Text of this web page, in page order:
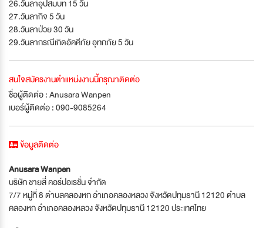
26.วันลาอุปสมบท 15 วัน
27.วันลากิจ 5 วัน
28.วันลาป่วย 30 วัน
29.วันลากรณีเกิดอัคคีภัย อุทกภัย 5 วัน
สนใจสมัครงานตำแหน่งงานนี้กรุณาติดต่อ
ชื่อผู้ติดต่อ : Anusara Wanpen
เบอร์ผู้ติดต่อ : 090-9085264
ข้อมูลติดต่อ
Anusara Wanpen
บริษัท ชายสี่ คอร์ปอเรชั่น จำกัด
7/7 หมู่ที่ 8 ตำบลคลองหก อำเภอคลองหลวง จังหวัดปทุมธานี 12120 ตำบล
คลองหก อำเภอคลองหลวง จังหวัดปทุมธานี 12120 ประเทศไทย